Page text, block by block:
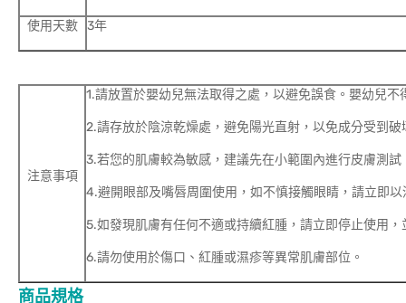
使用天數 3年
注意事項
1.請放置於嬰幼兒無法取得之處，以避免誤食。嬰幼兒不
2.請存放於陰涼乾燥處，避免陽光直射，以免成分受到破
3.若您的肌膚較為敏感，建議先在小範圍內進行皮膚測
4.避開眼部及嘴唇周圍使用，如不慎接觸眼睛，請立即
5.如發現肌膚有任何不適或持續紅腫，請立即停止使用
6.請勿使用於傷口、紅腫或濕疹等異常肌膚部位。
商品規格